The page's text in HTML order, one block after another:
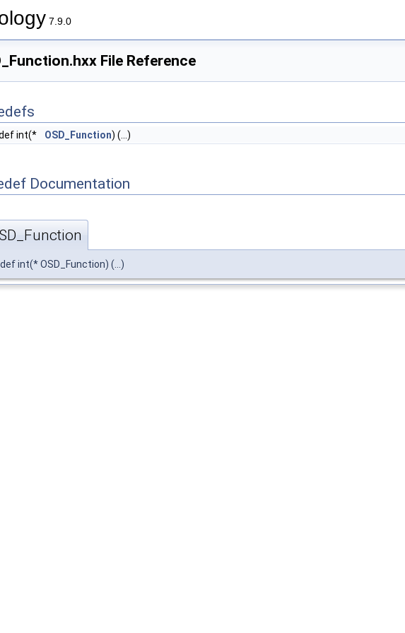
7.9.0
File Reference
int(* OSD_Function) (...)
Documentation
int(* OSD_Function) (...)